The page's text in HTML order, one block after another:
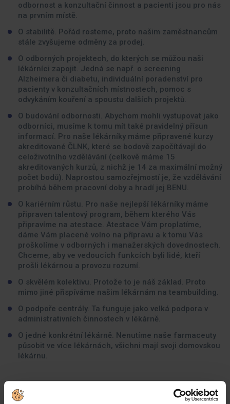
odbornost a konzultační činnost a pacienti jsou pro nás
na prvním místě.
O stabilitě. Pořád rosteme, proto našim zaměstnancům
stále zvyšujeme odměny za prodej.
O odborných projektech, do kterých se můžou naši
lékárníci zapojit. Jedná se např. o screening
Alzheimera či diabetu, individuální poradenství pro
pacienty v konzultačních místnostech, pomoc s
odvykáním kouření a spoustu dalších projektů.
O budování odbornosti. Abychom mohli vystupovat jako
odborníci, musíme k tomu mít také pravidelný přísun
informací. Pro naše lékárníky máme připravené kurzy
akreditované ČLNK, které se bodově započítávají do
celoživotního vzdělávání (celkově máme 15
akreditovaných kurzů, z nichž je 14 za maximální možný
počet bodů). Naprostou samozřejmostí je, že vzdělávání
probíhá během pracovní doby a hradí jej BENU.
O kariérním růstu. Pro naše nejlepší lékárníky máme
připraven talentový program, během kterého Vás
připravíme na atestace. Atestace Vám proplatíme,
dáme Vám placené volno na přípravu a k tomu Vás
proškolíme v odborných i manažerských dovednostech.
Chceme, aby ve vedoucích funkcích byli lidé, kteří
prošli lékárnou a provozu rozumí.
O skvělém kolektivu. Protože to je náš základ. Proto
mimo jiné přispíváme našim lékárnám na teambuilding.
O podpoře centrály. Ta funguje jako velká podpora v
administrativních činnostech v lékárně.
O jedné konkrétní lékárně. Nenutíme naše farmaceuty
působit ve více lékárnách, všichni mají svoji domovskou
lékárnu.
Jaké zkušenosti byste měli mít: